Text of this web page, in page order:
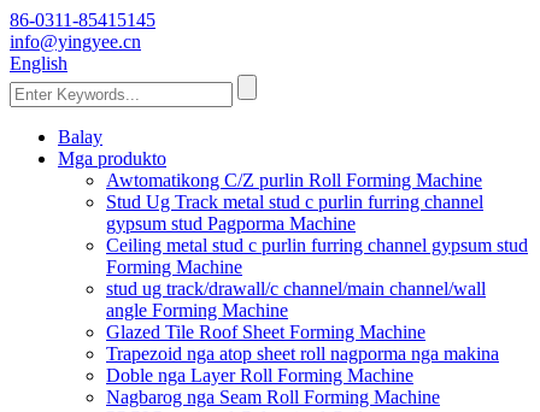
86-0311-85415145
info@yingyee.cn
English
Balay
Mga produkto
Awtomatikong C/Z purlin Roll Forming Machine
Stud Ug Track metal stud c purlin furring channel
gypsum stud Pagporma Machine
Ceiling metal stud c purlin furring channel gypsum stud
Forming Machine
stud ug track/drawall/c channel/main channel/wall
angle Forming Machine
Glazed Tile Roof Sheet Forming Machine
Trapezoid nga atop sheet roll nagporma nga makina
Doble nga Layer Roll Forming Machine
Nagbarog nga Seam Roll Forming Machine